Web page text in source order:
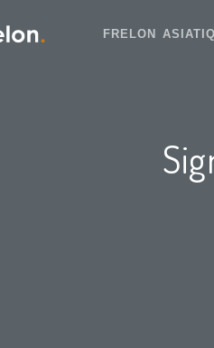
FRELON